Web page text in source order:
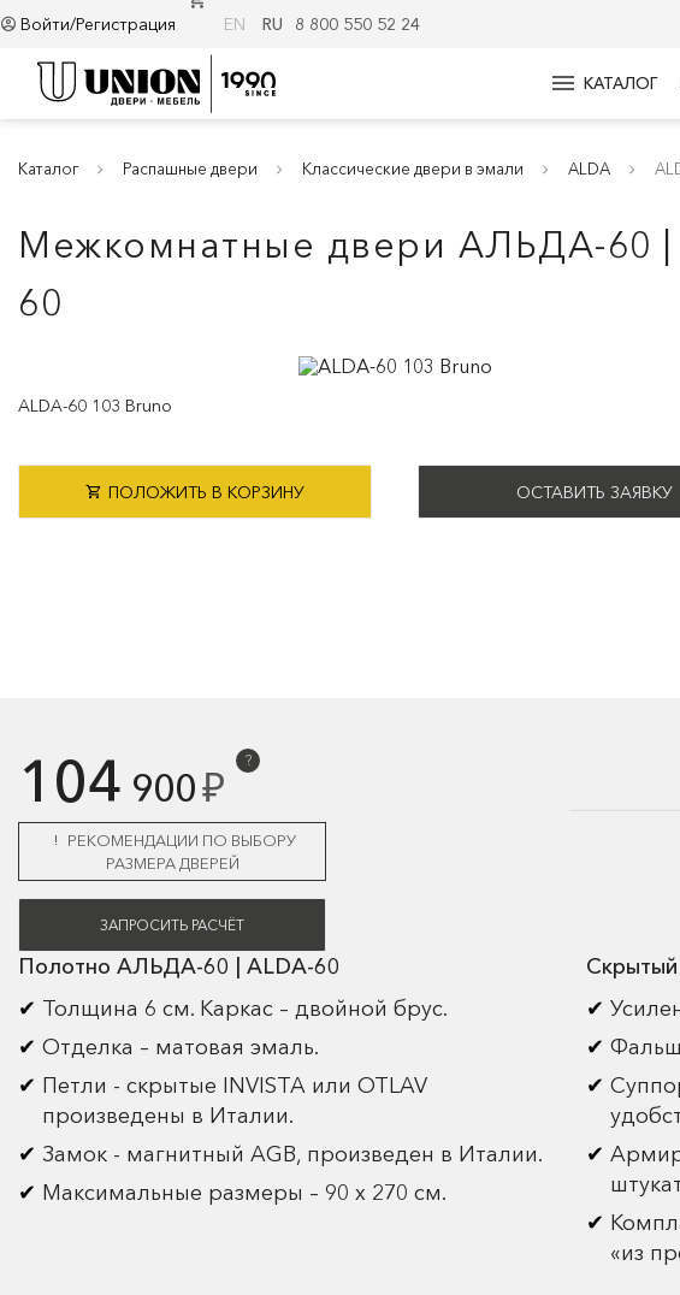
Войти/Регистрация EN RU 8 800 550 52 24
menu КАТАЛОГ
Каталог Распашные двери Классические двери в эмали ALDA
Межкомнатные двери АЛЬДА-60 |
60
ALDA-60 103 Bruno
ПОЛОЖИТЬ В КОРЗИНУ ОСТАВИТЬ ЗАЯВКУ
104 900₽
?
РЕКОМЕНДАЦИИ ПО ВЫБОРУ
РАЗМЕРА ДВЕРЕЙ
ЗАПРОСИТЬ РАСЧЁТ
Полотно АЛЬДА-60 | ALDA-60
Толщина 6 см. Каркас – двойной брус.
Отделка – матовая эмаль.
Петли - скрытые INVISTA или OTLAV
произведены в Италии.
Замок - магнитный AGB, произведен в Италии.
Максимальные размеры – 90 х 270 см.
«из